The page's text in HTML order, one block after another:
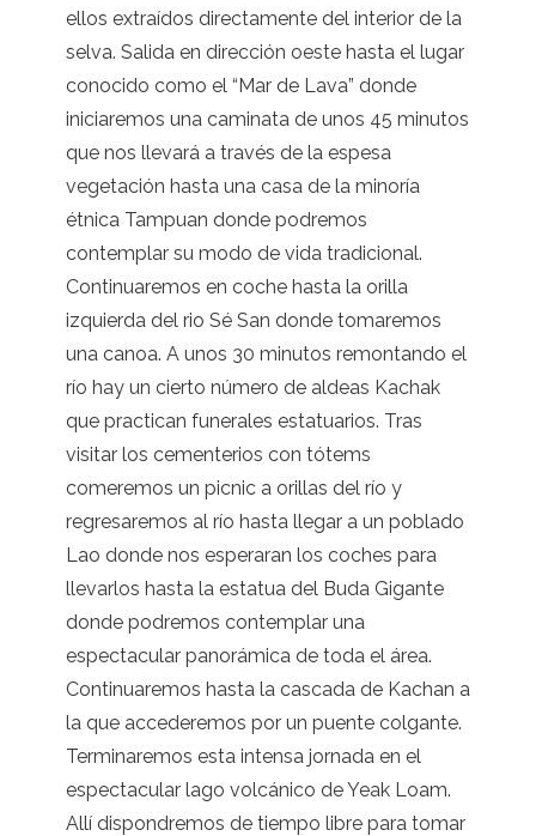
ellos extraídos directamente del interior de la
selva. Salida en dirección oeste hasta el lugar
conocido como el “Mar de Lava” donde
iniciaremos una caminata de unos 45 minutos
que nos llevará a través de la espesa
vegetación hasta una casa de la minoría
étnica Tampuan donde podremos
contemplar su modo de vida tradicional.
Continuaremos en coche hasta la orilla
izquierda del rio Sé San donde tomaremos
una canoa. A unos 30 minutos remontando el
río hay un cierto número de aldeas Kachak
que practican funerales estatuarios. Tras
visitar los cementerios con tótems
comeremos un picnic a orillas del río y
regresaremos al río hasta llegar a un poblado
Lao donde nos esperaran los coches para
llevarlos hasta la estatua del Buda Gigante
donde podremos contemplar una
espectacular panorámica de toda el área.
Continuaremos hasta la cascada de Kachan a
la que accederemos por un puente colgante.
Terminaremos esta intensa jornada en el
espectacular lago volcánico de Yeak Loam.
Allí dispondremos de tiempo libre para tomar